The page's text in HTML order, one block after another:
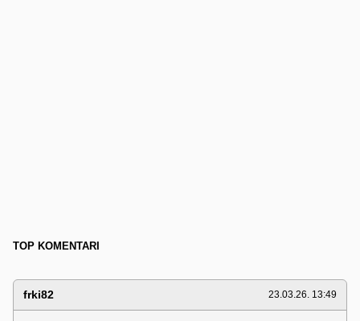
TOP KOMENTARI
frki82 23.03.26. 13:49